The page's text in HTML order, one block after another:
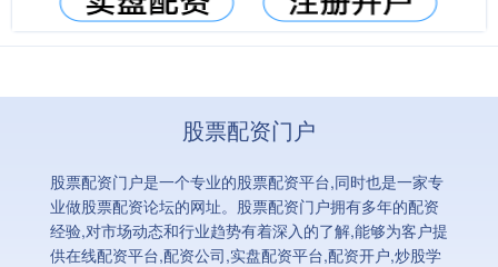
股票配资门户
股票配资门户是一个专业的股票配资平台,同时也是一家专
业做股票配资论坛的网址。股票配资门户拥有多年的配资
经验,对市场动态和行业趋势有着深入的了解,能够为客户提
供在线配资平台,配资公司,实盘配资平台,配资开户,炒股学